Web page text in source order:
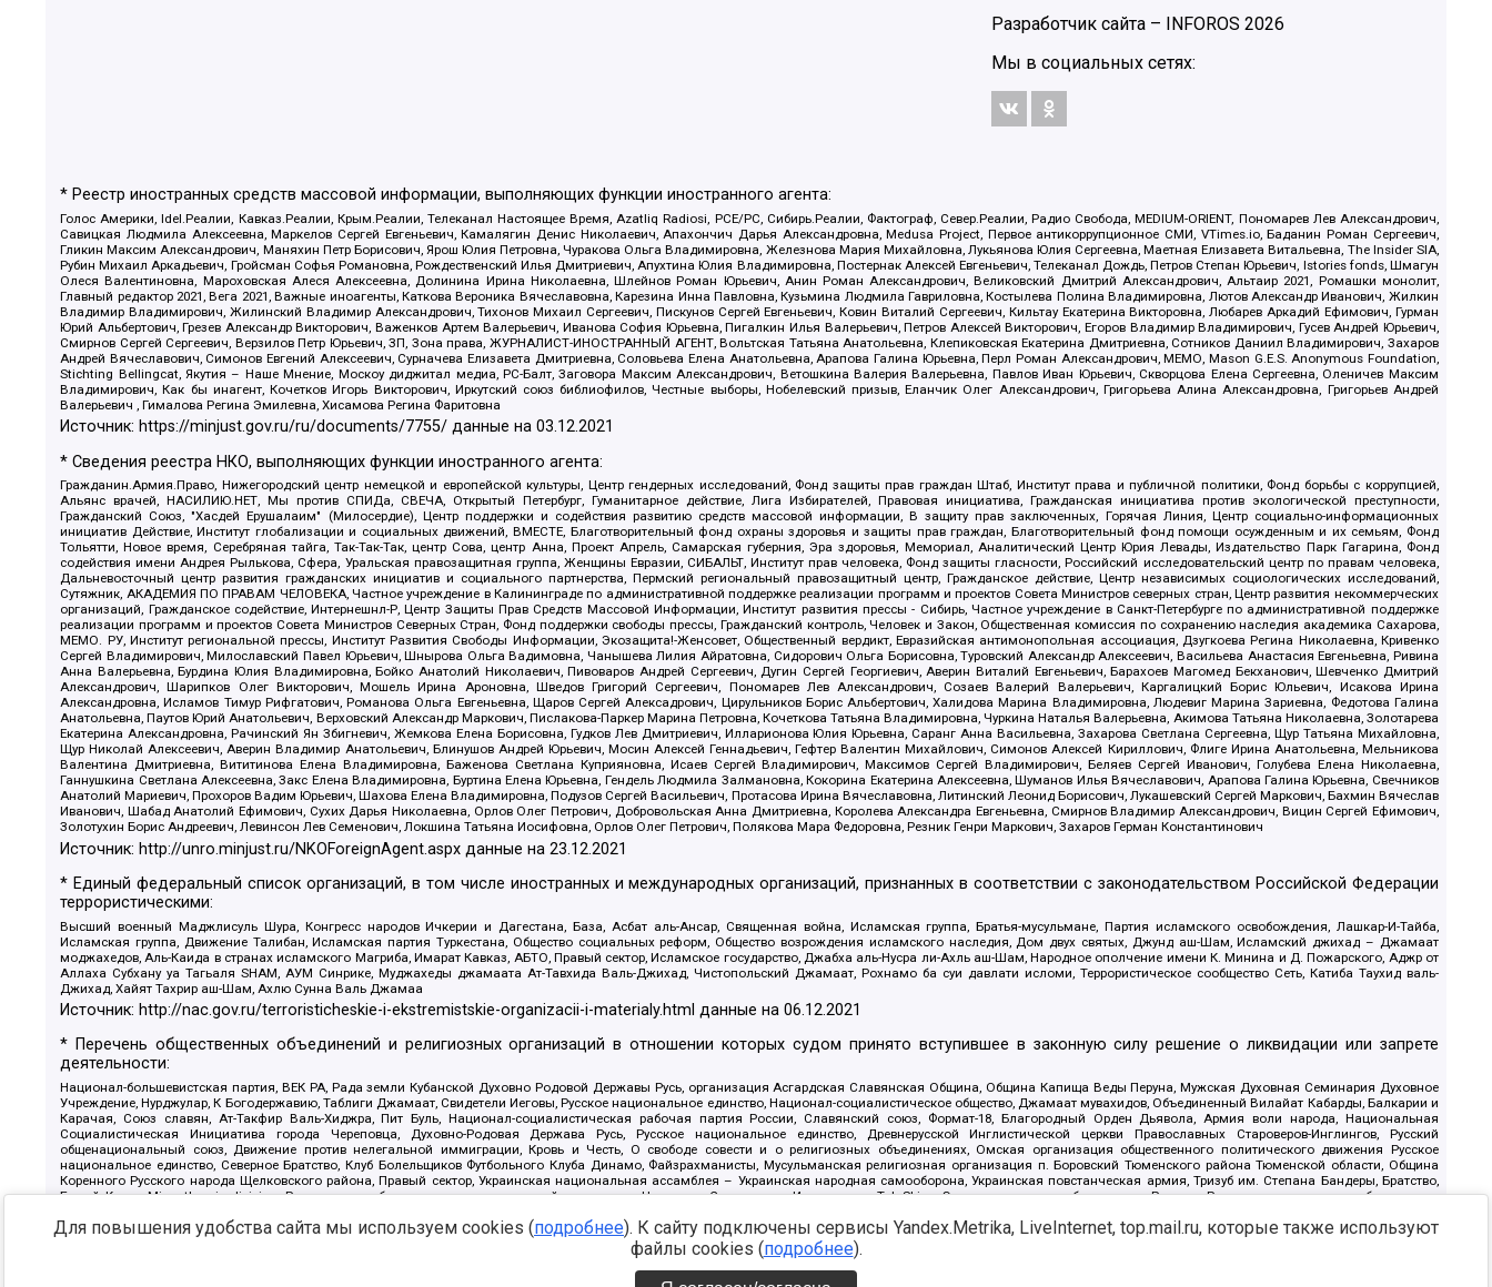
Разработчик сайта – INFOROS 2026
Мы в социальных сетях:
* Реестр иностранных средств массовой информации, выполняющих функции иностранного агента:
Голос Америки, Idel.Реалии, Кавказ.Реалии, Крым.Реалии, Телеканал Настоящее Время, Azatliq Radiosi, PCE/PC, Сибирь.Реалии, Фактограф, Север.Реалии, Радио Свобода, MEDIUM-ORIENT, Пономарев Лев Александрович,
Савицкая Людмила Алексеевна, Маркелов Сергей Евгеньевич, Камалягин Денис Николаевич, Апахончич Дарья Александровна, Medusa Project, Первое антикоррупционное СМИ, VTimes.io, Баданин Роман Сергеевич,
Гликин Максим Александрович, Маняхин Петр Борисович, Ярош Юлия Петровна, Чуракова Ольга Владимировна, Железнова Мария Михайловна, Лукьянова Юлия Сергеевна, Маетная Елизавета Витальевна, The Insider SIA,
Рубин Михаил Аркадьевич, Гройсман Софья Романовна, Рождественский Илья Дмитриевич, Апухтина Юлия Владимировна, Постернак Алексей Евгеньевич, Телеканал Дождь, Петров Степан Юрьевич, Istories fonds, Шмагун
Олеся Валентиновна, Мароховская Алеся Алексеевна, Долинина Ирина Николаевна, Шлейнов Роман Юрьевич, Анин Роман Александрович, Великовский Дмитрий Александрович, Альтаир 2021, Ромашки монолит,
Главный редактор 2021, Вега 2021, Важные иноагенты, Каткова Вероника Вячеславовна, Карезина Инна Павловна, Кузьмина Людмила Гавриловна, Костылева Полина Владимировна, Лютов Александр Иванович, Жилкин
Владимир Владимирович, Жилинский Владимир Александрович, Тихонов Михаил Сергеевич, Пискунов Сергей Евгеньевич, Ковин Виталий Сергеевич, Кильтау Екатерина Викторовна, Любарев Аркадий Ефимович, Гурман
Юрий Альбертович, Грезев Александр Викторович, Важенков Артем Валерьевич, Иванова София Юрьевна, Пигалкин Илья Валерьевич, Петров Алексей Викторович, Егоров Владимир Владимирович, Гусев Андрей Юрьевич,
Смирнов Сергей Сергеевич, Верзилов Петр Юрьевич, ЗП, Зона права, ЖУРНАЛИСТ-ИНОСТРАННЫЙ АГЕНТ, Вольтская Татьяна Анатольевна, Клепиковская Екатерина Дмитриевна, Сотников Даниил Владимирович, Захаров
Андрей Вячеславович, Симонов Евгений Алексеевич, Сурначева Елизавета Дмитриевна, Соловьева Елена Анатольевна, Арапова Галина Юрьевна, Перл Роман Александрович, МЕМО, Mason G.E.S. Anonymous Foundation,
Stichting Bellingcat, Якутия – Наше Мнение, Москоу диджитал медиа, РС-Балт, Заговора Максим Александрович, Ветошкина Валерия Валерьевна, Павлов Иван Юрьевич, Скворцова Елена Сергеевна, Оленичев Максим
Владимирович, Как бы инагент, Кочетков Игорь Викторович, Иркутский союз библиофилов, Честные выборы, Нобелевский призыв, Еланчик Олег Александрович, Григорьева Алина Александровна, Григорьев Андрей
Валерьевич , Гималова Регина Эмилевна, Хисамова Регина Фаритовна
Источник: https://minjust.gov.ru/ru/documents/7755/ данные на03.12.2021
* Сведения реестра НКО, выполняющих функции иностранного агента:
Гражданин.Армия.Право, Нижегородский центр немецкой и европейской культуры, Центр гендерных исследований, Фонд защиты прав граждан Штаб, Институт права и публичной политики, Фонд борьбы с коррупцией,
Альянс врачей, НАСИЛИЮ.НЕТ, Мы против СПИДа, СВЕЧА, Открытый Петербург, Гуманитарное действие, Лига Избирателей, Правовая инициатива, Гражданская инициатива против экологической преступности,
Гражданский Союз, "Хасдей Ерушалаим" (Милосердие), Центр поддержки и содействия развитию средств массовой информации, В защиту прав заключенных, Горячая Линия, Центр социально-информационных
инициатив Действие, Институт глобализации и социальных движений, ВМЕСТЕ, Благотворительный фонд охраны здоровья и защиты прав граждан, Благотворительный фонд помощи осужденным и их семьям, Фонд
Тольятти, Новое время, Серебряная тайга, Так-Так-Так, центр Сова, центр Анна, Проект Апрель, Самарская губерния, Эра здоровья, Мемориал, Аналитический Центр Юрия Левады, Издательство Парк Гагарина, Фонд
содействия имени Андрея Рылькова, Сфера, Уральская правозащитная группа, Женщины Евразии, СИБАЛЬТ, Институт прав человека, Фонд защиты гласности, Российский исследовательский центр по правам человека,
Дальневосточный центр развития гражданских инициатив и социального партнерства, Пермский региональный правозащитный центр, Гражданское действие, Центр независимых социологических исследований,
Сутяжник, АКАДЕМИЯ ПО ПРАВАМ ЧЕЛОВЕКА, Частное учреждение в Калининграде по административной поддержке реализации программ и проектов Совета Министров северных стран, Центр развития некоммерческих
организаций, Гражданское содействие, Интернешнл-Р, Центр Защиты Прав Средств Массовой Информации, Институт развития прессы - Сибирь, Частное учреждение в Санкт-Петербурге по административной поддержке
реализации программ и проектов Совета Министров Северных Стран, Фонд поддержки свободы прессы, Гражданский контроль, Человек и Закон, Общественная комиссия по сохранению наследия академика Сахарова,
МЕМО. РУ, Институт региональной прессы, Институт Развития Свободы Информации, Экозащита!-Женсовет, Общественный вердикт, Евразийская антимонопольная ассоциация, Дзугкоева Регина Николаевна, Кривенко
Сергей Владимирович, Милославский Павел Юрьевич, Шнырова Ольга Вадимовна, Чанышева Лилия Айратовна, Сидорович Ольга Борисовна, Туровский Александр Алексеевич, Васильева Анастасия Евгеньевна, Ривина
Анна Валерьевна, Бурдина Юлия Владимировна, Бойко Анатолий Николаевич, Пивоваров Андрей Сергеевич, Дугин Сергей Георгиевич, Аверин Виталий Евгеньевич, Барахоев Магомед Бекханович, Шевченко Дмитрий
Александрович, Шарипков Олег Викторович, Мошель Ирина Ароновна, Шведов Григорий Сергеевич, Пономарев Лев Александрович, Созаев Валерий Валерьевич, Каргалицкий Борис Юльевич, Исакова Ирина
Александровна, Исламов Тимур Рифгатович, Романова Ольга Евгеньевна, Щаров Сергей Алексадрович, Цирульников Борис Альбертович, Халидова Марина Владимировна, Людевиг Марина Зариевна, Федотова Галина
Анатольевна, Паутов Юрий Анатольевич, Верховский Александр Маркович, Пислакова-Паркер Марина Петровна, Кочеткова Татьяна Владимировна, Чуркина Наталья Валерьевна, Акимова Татьяна Николаевна, Золотарева
Екатерина Александровна, Рачинский Ян Збигневич, Жемкова Елена Борисовна, Гудков Лев Дмитриевич, Илларионова Юлия Юрьевна, Саранг Анна Васильевна, Захарова Светлана Сергеевна, Щур Татьяна Михайловна,
Щур Николай Алексеевич, Аверин Владимир Анатольевич, Блинушов Андрей Юрьевич, Мосин Алексей Геннадьевич, Гефтер Валентин Михайлович, Симонов Алексей Кириллович, Флиге Ирина Анатольевна, Мельникова
Валентина Дмитриевна, Вититинова Елена Владимировна, Баженова Светлана Куприяновна, Исаев Сергей Владимирович, Максимов Сергей Владимирович, Беляев Сергей Иванович, Голубева Елена Николаевна,
Ганнушкина Светлана Алексеевна, Закс Елена Владимировна, Буртина Елена Юрьевна, Гендель Людмила Залмановна, Кокорина Екатерина Алексеевна, Шуманов Илья Вячеславович, Арапова Галина Юрьевна, Свечников
Анатолий Мариевич, Прохоров Вадим Юрьевич, Шахова Елена Владимировна, Подузов Сергей Васильевич, Протасова Ирина Вячеславовна, Литинский Леонид Борисович, Лукашевский Сергей Маркович, Бахмин Вячеслав
Иванович, Шабад Анатолий Ефимович, Сухих Дарья Николаевна, Орлов Олег Петрович, Добровольская Анна Дмитриевна, Королева Александра Евгеньевна, Смирнов Владимир Александрович, Вицин Сергей Ефимович,
Золотухин Борис Андреевич, Левинсон Лев Семенович, Локшина Татьяна Иосифовна, Орлов Олег Петрович, Полякова Мара Федоровна, Резник Генри Маркович, Захаров Герман Константинович
Источник: http://unro.minjust.ru/NKOForeignAgent.aspx данные на23.12.2021
* Единый федеральный список организаций, в том числе иностранных и международных организаций, признанных в соответствии с законодательством Российской Федерации
террористическими:
Высший военный Маджлисуль Шура, Конгресс народов Ичкерии и Дагестана, База, Асбат аль-Ансар, Священная война, Исламская группа, Братья-мусульмане, Партия исламского освобождения, Лашкар-И-Тайба,
Исламская группа, Движение Талибан, Исламская партия Туркестана, Общество социальных реформ, Общество возрождения исламского наследия, Дом двух святых, Джунд аш-Шам, Исламский джихад – Джамаат
моджахедов, Аль-Каида в странах исламского Магриба, Имарат Кавказ, АБТО, Правый сектор, Исламское государство, Джабха аль-Нусра ли-Ахль аш-Шам, Народное ополчение имени К. Минина и Д. Пожарского, Аджр от
Аллаха Субхану уа Тагьаля SHAM, АУМ Синрике, Муджахеды джамаата Ат-Тавхида Валь-Джихад, Чистопольский Джамаат, Рохнамо ба суи давлати исломи, Террористическое сообщество Сеть, Катиба Таухид валь-
Джихад, Хайят Тахрир аш-Шам, Ахлю Сунна Валь Джамаа
Источник: http://nac.gov.ru/terroristicheskie-i-ekstremistskie-organizacii-i-materialy.html данные на06.12.2021
* Перечень общественных объединений и религиозных организаций в отношении которых судом принято вступившее в законную силу решение о ликвидации или запрете
деятельности:
Национал-большевистская партия, ВЕК РА, Рада земли Кубанской Духовно Родовой Державы Русь, организация Асгардская Славянская Община, Община Капища Веды Перуна, Мужская Духовная Семинария Духовное
Учреждение, Нурджулар, К Богодержавию, Таблиги Джамаат, Свидетели Иеговы, Русское национальное единство, Национал-социалистическое общество, Джамаат мувахидов, Объединенный Вилайат Кабарды, Балкарии и
Карачая, Союз славян, Ат-Такфир Валь-Хиджра, Пит Буль, Национал-социалистическая рабочая партия России, Славянский союз, Формат-18, Благородный Орден Дьявола, Армия воли народа, Национальная
Социалистическая Инициатива города Череповца, Духовно-Родовая Держава Русь, Русское национальное единство, Древнерусской Инглистической церкви Православных Староверов-Инглингов, Русский
общенациональный союз, Движение против нелегальной иммиграции, Кровь и Честь, О свободе совести и о религиозных объединениях, Омская организация общественного политического движения Русское
национальное единство, Северное Братство, Клуб Болельщиков Футбольного Клуба Динамо, Файзрахманисты, Мусульманская религиозная организация п. Боровский Тюменского района Тюменской области, Община
Коренного Русского народа Щелковского района, Правый сектор, Украинская национальная ассамблея – Украинская народная самооборона, Украинская повстанческая армия, Тризуб им. Степана Бандеры, Братство,
Белый Крест, Misanthropic division, Религиозное объединение последователей инглиизма, Народная Социальная Инициатива, TulaSkins, Этнополитическое объединение Русские, Русское национальное объединение
Артподготовка, Штольц, В честь иконы Божией Матери Державная, Сектор 16, Независимость, Фирма, Молодежная правозащитная группа МПГ, Курсом Правды и Единения, Каракольская инициативная группа, Автоград
Крю, Союз Славянских Сил Руси, Алля-Аят, Благотворительный пансионат Ак Умут, Русская республика Русь, Арестантское уголовное единство, Башкорт, Нация и свобода, W.H.С., Фалунь Дафа, Иртыш Ultras, Русский
Патриотический клуб-Новокузнецк/РПК, Сибирский державный союз, Фонд борьбы с коррупцией, Фонд защиты прав граждан, Штабы Навального, Совет граждан СССР Прикубанского округа г. Краснодара
Для повышения удобства сайта мы используем cookies (подробнее). К сайту подключены сервисы Yandex.Metrika, LiveInternet, top.mail.ru, которые также используют
файлы cookies (подробнее).